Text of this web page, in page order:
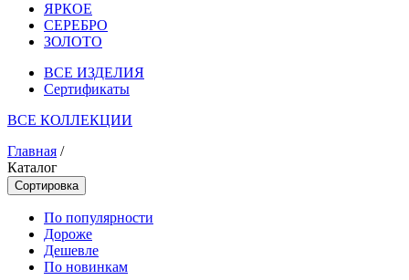
ЯРКОЕ
СЕРЕБРО
ЗОЛОТО
ВСЕ ИЗДЕЛИЯ
Сертификаты
ВСЕ КОЛЛЕКЦИИ
Главная /
Каталог
Сортировка
По популярности
Дороже
Дешевле
По новинкам